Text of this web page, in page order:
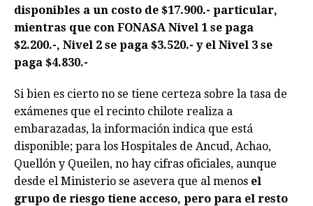
disponibles a un costo de $17.900.- particular,
mientras que con FONASA Nivel 1 se paga
$2.200.-, Nivel 2 se paga $3.520.- y el Nivel 3 se
paga $4.830.-
Si bien es cierto no se tiene certeza sobre la tasa de
exámenes que el recinto chilote realiza a
embarazadas, la información indica que está
disponible; para los Hospitales de Ancud, Achao,
Quellón y Queilen, no hay cifras oficiales, aunque
desde el Ministerio se asevera que al menos el
grupo de riesgo tiene acceso, pero para el resto